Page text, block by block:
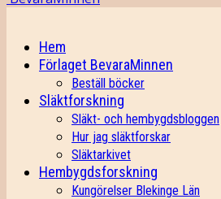
Hem
Förlaget BevaraMinnen
Beställ böcker
Släktforskning
Släkt- och hembygdsbloggen
Hur jag släktforskar
Släktarkivet
Hembygdsforskning
Kungörelser Blekinge Län